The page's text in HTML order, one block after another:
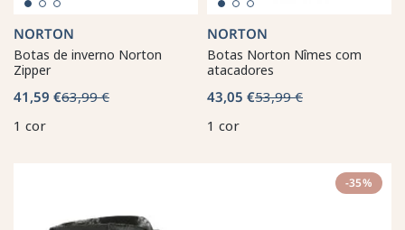
NORTON
Botas de inverno Norton
Zipper
41,59 €63,99 €
1 cor
NORTON
Botas Norton Nîmes com
atacadores
43,05 €53,99 €
1 cor
-35%